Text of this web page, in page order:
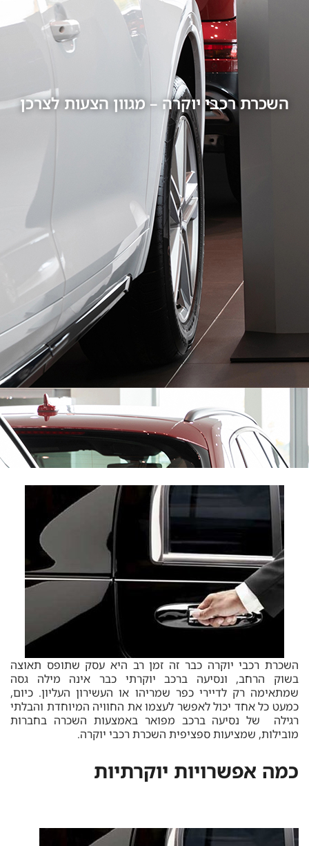
השכרת רכבי יוקרה – מגוון הצעות לצרכן
השכרת רכבי יוקרה כבר זה זמן רב היא עסק שתופס תאוצה
בשוק הרחב, ונסיעה ברכב יוקרתי כבר אינה מילה גסה
שמתאימה רק לדיירי כפר שמריהו או העשירון העליון. כיום,
כמעט כל אחד יכול לאפשר לעצמו את החוויה המיוחדת והבלתי
רגילה של נסיעה ברכב מפואר באמצעות השכרה בחברות
מובילות, שמציעות ספציפית השכרת רכבי יוקרה.
כמה אפשרויות יוקרתיות